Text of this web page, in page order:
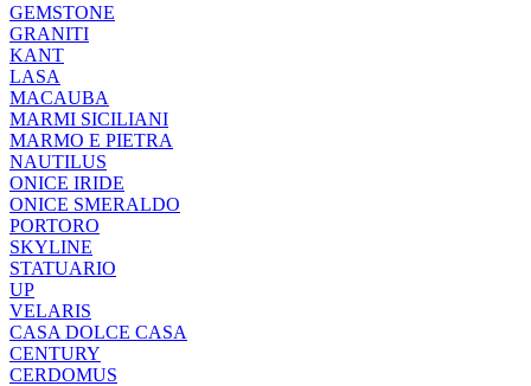
GEMSTONE
GRANITI
KANT
LASA
MACAUBA
MARMI SICILIANI
MARMO E PIETRA
NAUTILUS
ONICE IRIDE
ONICE SMERALDO
PORTORO
SKYLINE
STATUARIO
UP
VELARIS
CASA DOLCE CASA
CENTURY
CERDOMUS